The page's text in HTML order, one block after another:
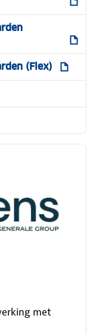
(Flex)
met